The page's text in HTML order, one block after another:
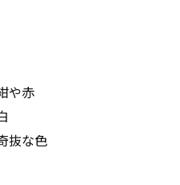
や赤
抜な色